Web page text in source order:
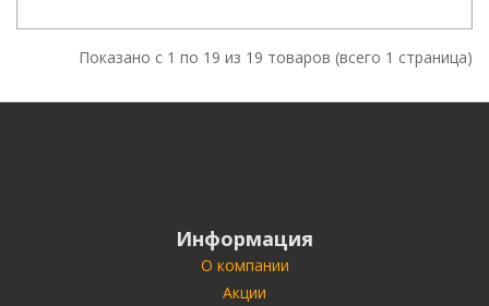
Показано с 1 по 19 из 19 товаров (всего 1 страница)
Информация
О компании
Акции